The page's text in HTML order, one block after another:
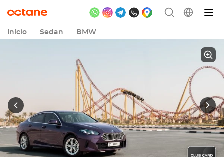
Início Sedan BMW